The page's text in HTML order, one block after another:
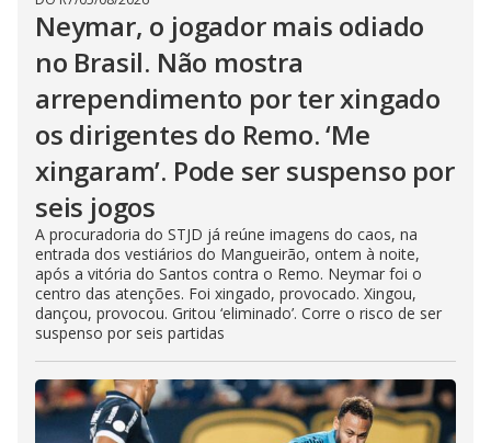
Neymar, o jogador mais odiado
no Brasil. Não mostra
arrependimento por ter xingado
os dirigentes do Remo. ‘Me
xingaram’. Pode ser suspenso por
seis jogos
A procuradoria do STJD já reúne imagens do caos, na
entrada dos vestiários do Mangueirão, ontem à noite,
após a vitória do Santos contra o Remo. Neymar foi o
centro das atenções. Foi xingado, provocado. Xingou,
dançou, provocou. Gritou ‘eliminado’. Corre o risco de ser
suspenso por seis partidas